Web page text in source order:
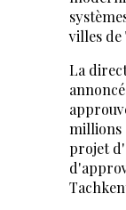
villes de
La
millions
projet